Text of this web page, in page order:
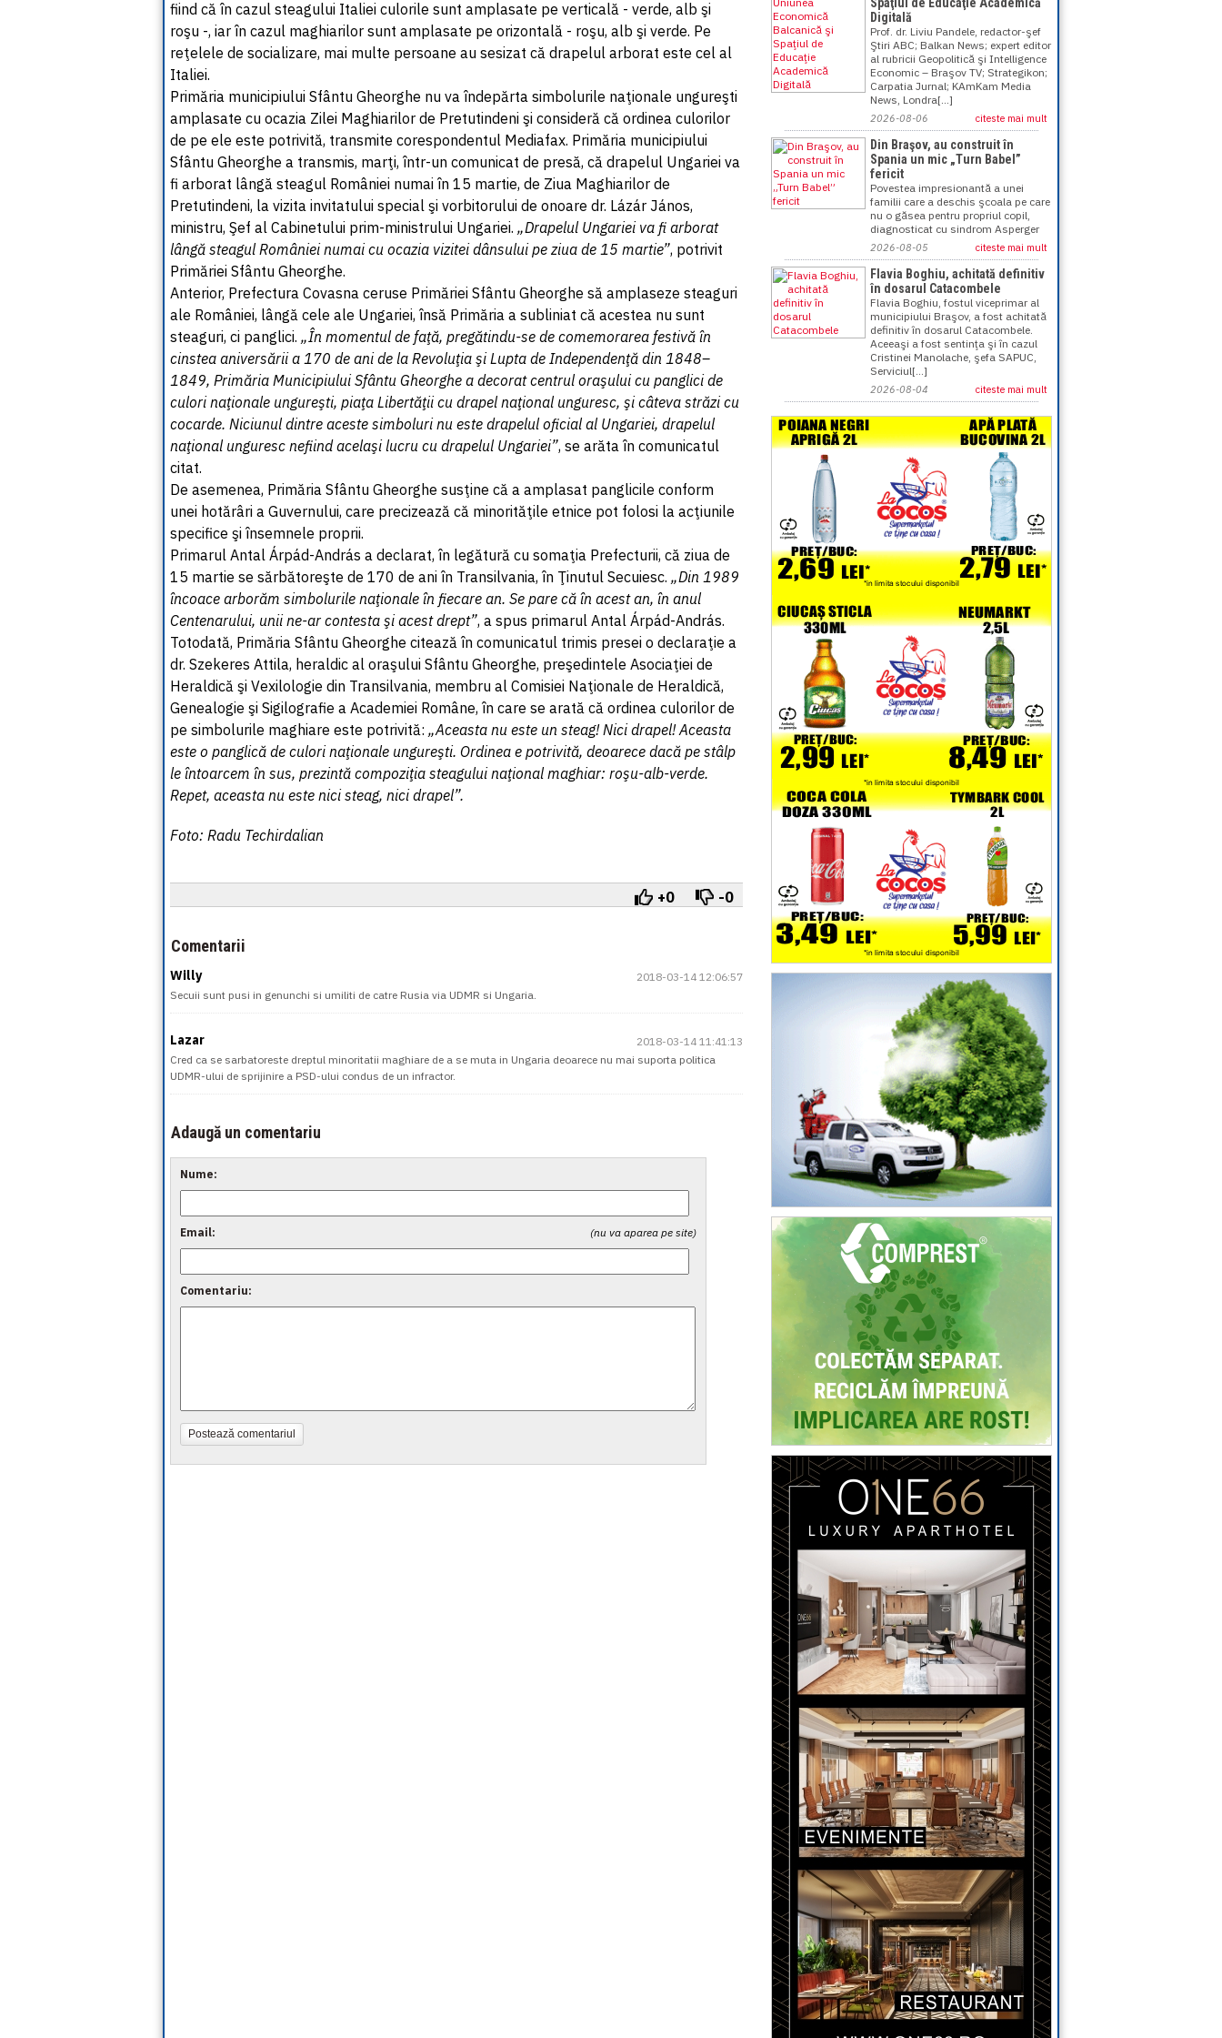
fiind că în cazul steagului Italiei culorile sunt amplasate pe verticală - verde, alb şi
roşu -, iar în cazul maghiarilor sunt amplasate pe orizontală - roşu, alb şi verde. Pe
reţelele de socializare, mai multe persoane au sesizat că drapelul arborat este cel al
Italiei.
Primăria municipiului Sfântu Gheorghe nu va îndepărta simbolurile naţionale ungureşti
amplasate cu ocazia Zilei Maghiarilor de Pretutindeni şi consideră că ordinea culorilor
de pe ele este potrivită, transmite corespondentul Mediafax. Primăria municipiului
Sfântu Gheorghe a transmis, marţi, într-un comunicat de presă, că drapelul Ungariei va
fi arborat lângă steagul României numai în 15 martie, de Ziua Maghiarilor de
Pretutindeni, la vizita invitatului special şi vorbitorului de onoare dr. Lázár János,
ministru, Şef al Cabinetului prim-ministrului Ungariei. „Drapelul Ungariei va fi arborat
lângă steagul României numai cu ocazia vizitei dânsului pe ziua de 15 martie”, potrivit
Primăriei Sfântu Gheorghe.
Anterior, Prefectura Covasna ceruse Primăriei Sfântu Gheorghe să amplaseze steaguri
ale României, lângă cele ale Ungariei, însă Primăria a subliniat că acestea nu sunt
steaguri, ci panglici. „În momentul de faţă, pregătindu-se de comemorarea festivă în
cinstea aniversării a 170 de ani de la Revoluţia şi Lupta de Independenţă din 1848–
1849, Primăria Municipiului Sfântu Gheorghe a decorat centrul oraşului cu panglici de
culori naţionale ungureşti, piaţa Libertăţii cu drapel naţional unguresc, şi câteva străzi cu
cocarde. Niciunul dintre aceste simboluri nu este drapelul oficial al Ungariei, drapelul
naţional unguresc nefiind acelaşi lucru cu drapelul Ungariei”, se arăta în comunicatul
citat.
De asemenea, Primăria Sfântu Gheorghe susţine că a amplasat panglicile conform
unei hotărâri a Guvernului, care precizează că minorităţile etnice pot folosi la acţiunile
specifice şi însemnele proprii.
Primarul Antal Árpád-András a declarat, în legătură cu somaţia Prefecturii, că ziua de
15 martie se sărbătoreşte de 170 de ani în Transilvania, în Ţinutul Secuiesc. „Din 1989
încoace arborăm simbolurile naţionale în fiecare an. Se pare că în acest an, în anul
Centenarului, unii ne-ar contesta şi acest drept”, a spus primarul Antal Árpád-András.
Totodată, Primăria Sfântu Gheorghe citează în comunicatul trimis presei o declaraţie a
dr. Szekeres Attila, heraldic al oraşului Sfântu Gheorghe, preşedintele Asociaţiei de
Heraldică şi Vexilologie din Transilvania, membru al Comisiei Naţionale de Heraldică,
Genealogie şi Sigilografie a Academiei Române, în care se arată că ordinea culorilor de
pe simbolurile maghiare este potrivită: „Aceasta nu este un steag! Nici drapel! Aceasta
este o panglică de culori naţionale ungureşti. Ordinea e potrivită, deoarece dacă pe stâlp
le întoarcem în sus, prezintă compoziţia steagului naţional maghiar: roşu-alb-verde.
Repet, aceasta nu este nici steag, nici drapel”.
Foto: Radu Techirdalian
+0 -0
Comentarii
Willy
2018-03-14 12:06:57
Secuii sunt pusi in genunchi si umiliti de catre Rusia via UDMR si Ungaria.
Lazar
2018-03-14 11:41:13
Cred ca se sarbatoreste dreptul minoritatii maghiare de a se muta in Ungaria deoarece nu mai suporta politica
UDMR-ului de sprijinire a PSD-ului condus de un infractor.
Adaugă un comentariu
Nume:
(nu va aparea pe site)
Email:
Comentariu:
Postează comentariul
Digitală
Prof. dr. Liviu Pandele, redactor-şef
Ştiri ABC; Balkan News; expert editor
al rubricii Geopolitică şi Intelligence
Economic – Braşov TV; Strategikon;
Carpatia Jurnal; KAmKam Media
News, Londra[...]
2026-08-06 citeste mai mult
Din Braşov, au construit în
Spania un mic „Turn Babel”
fericit
Povestea impresionantă a unei
familii care a deschis şcoala pe care
nu o găsea pentru propriul copil,
diagnosticat cu sindrom Asperger
2026-08-05 citeste mai mult
Flavia Boghiu, achitată definitiv
în dosarul Catacombele
Flavia Boghiu, fostul viceprimar al
municipiului Braşov, a fost achitată
definitiv în dosarul Catacombele.
Aceeaşi a fost sentinţa şi în cazul
Cristinei Manolache, şefa SAPUC,
Serviciul[...]
2026-08-04 citeste mai mult